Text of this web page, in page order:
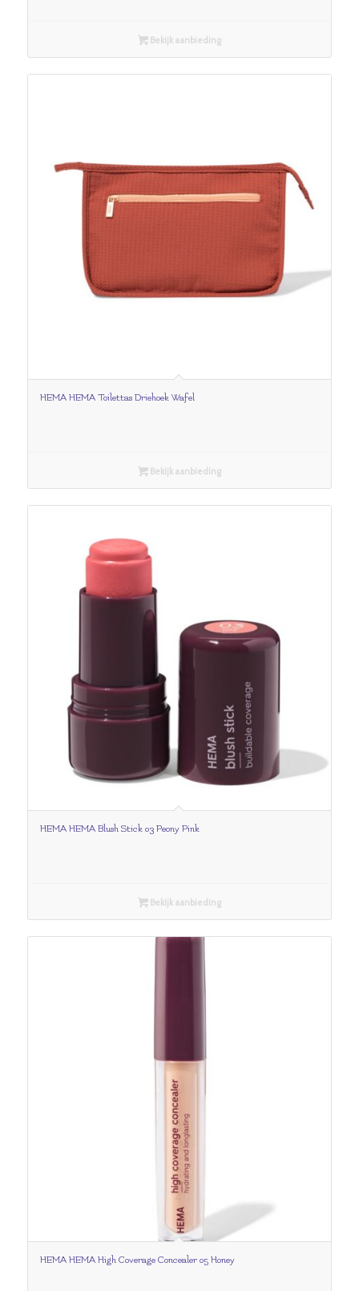
Bekijk aanbieding
HEMA HEMA Toilettas Driehoek Wafel
Bekijk aanbieding
HEMA HEMA Blush Stick 03 Peony Pink
Bekijk aanbieding
HEMA HEMA High Coverage Concealer 05 Honey